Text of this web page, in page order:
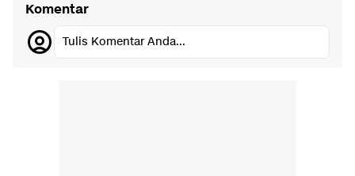
Komentar
Tulis Komentar Anda...